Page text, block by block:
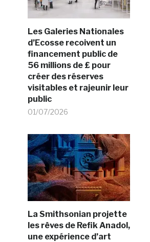
Les Galeries Nationales
d’Ecosse recoivent un
financement public de
56 millions de £ pour
créer des réserves
visitables et rajeunir leur
public
01/07/2026
La Smithsonian projette
les rêves de Refik Anadol,
une expérience d’art